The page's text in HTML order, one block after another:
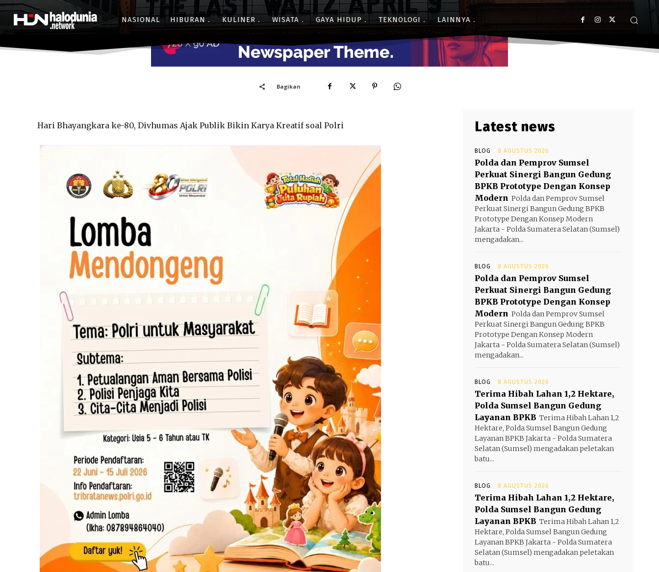
NASIONAL HIBURAN KULINER WISATA GAYA HIDUP TEKNOLOGI LAINNYA
- Advertisment -
Bagikan
Hari Bhayangkara ke-80, Divhumas Ajak Publik Bikin Karya Kreatif soal Polri Latest news
BLOG 8 AGUSTUS 2026
Polda dan Pemprov Sumsel
Perkuat Sinergi Bangun Gedung
BPKB Prototype Dengan Konsep
Modern Polda dan Pemprov Sumsel
Perkuat Sinergi Bangun Gedung BPKB
Prototype Dengan Konsep Modern
Jakarta - Polda Sumatera Selatan (Sumsel)
mengadakan...
BLOG 8 AGUSTUS 2026
Polda dan Pemprov Sumsel
Perkuat Sinergi Bangun Gedung
BPKB Prototype Dengan Konsep
Modern Polda dan Pemprov Sumsel
Perkuat Sinergi Bangun Gedung BPKB
Prototype Dengan Konsep Modern
Jakarta - Polda Sumatera Selatan (Sumsel)
mengadakan...
BLOG 8 AGUSTUS 2026
Terima Hibah Lahan 1,2 Hektare,
Polda Sumsel Bangun Gedung
Layanan BPKB Terima Hibah Lahan 1,2
Hektare, Polda Sumsel Bangun Gedung
Layanan BPKB Jakarta - Polda Sumatera
Selatan (Sumsel) mengadakan peletakan
batu...
BLOG 8 AGUSTUS 2026
Terima Hibah Lahan 1,2 Hektare,
Polda Sumsel Bangun Gedung
Layanan BPKB Terima Hibah Lahan 1,2
Hektare, Polda Sumsel Bangun Gedung
Layanan BPKB Jakarta - Polda Sumatera
Selatan (Sumsel) mengadakan peletakan
batu...